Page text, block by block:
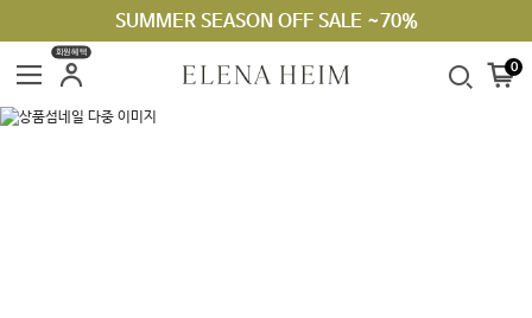
SUMMER SEASON OFF SALE ~70%
회원혜택
0